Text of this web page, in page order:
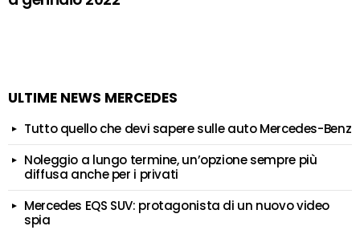
ULTIME NEWS MERCEDES
Tutto quello che devi sapere sulle auto Mercedes-Benz
Noleggio a lungo termine, un’opzione sempre più
diffusa anche per i privati
Mercedes EQS SUV: protagonista di un nuovo video
spia